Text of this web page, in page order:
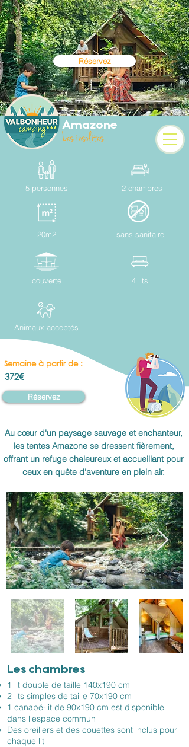
Camping 3 étoiles au
coeur des Alpes
Réservez
Les insolites
Amazone
5 personnes
20m2
2 chambres
sans sanitaire
couverte 4 lits
Animaux acceptés
Semaine à partir de :
372€
Réservez
Au cœur d'un paysage sauvage et enchanteur,
les tentes Amazone se dressent fièrement,
offrant un refuge chaleureux et accueillant pour
ceux en quête d'aventure en plein air.
Les chambres
1 lit double de taille 140x190 cm
2 lits simples de taille 70x190 cm
1 canapé-lit de 90x190 cm est disponible
dans l'espace commun
Des oreillers et des couettes sont inclus pour
chaque lit